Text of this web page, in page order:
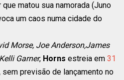
matou sua namorada (Juno
um caos numa cidade do
Morse, Joe Anderson,James
Garner, Hornsestreia em31
sem previsão de lançamento no